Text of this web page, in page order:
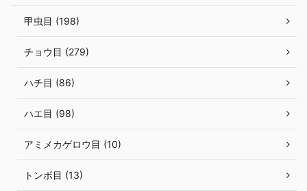
甲虫目 (198)
チョウ目 (279)
ハチ目 (86)
ハエ目 (98)
アミメカゲロウ目 (10)
トンボ目 (13)